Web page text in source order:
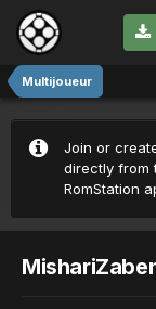
Multijoueur
Join or
directly from
RomStation